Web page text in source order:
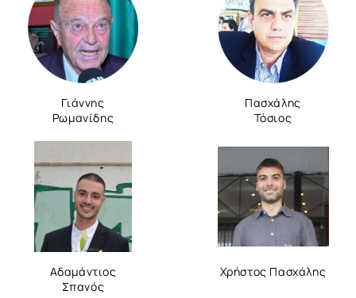
Γιάννης
Ρωμανίδης
Πασχάλης
Τόσιος
Αδαμάντιος
Σπανός
Χρήστος Πασχάλης